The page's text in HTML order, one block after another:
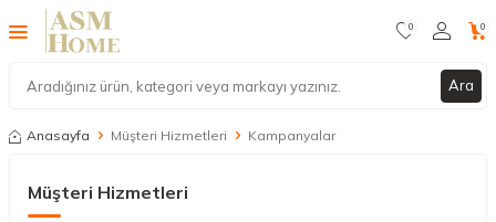
Ara
0 0
Anasayfa Müşteri Hizmetleri Kampanyalar
Müşteri Hizmetleri